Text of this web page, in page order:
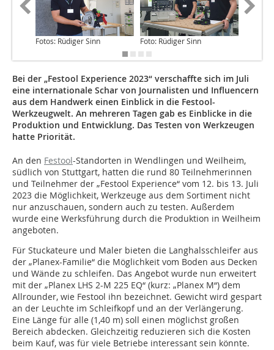
Fotos: Rüdiger Sinn Foto: Rüdiger Sinn
Bei der „Festool Experience 2023“ verschaffte sich im Juli
eine internationale Schar von Journalisten und Influencern
aus dem Handwerk einen Einblick in die Festool-
Werkzeugwelt. An mehreren Tagen gab es Einblicke in die
Produktion und Entwicklung. Das Testen von Werkzeugen
hatte Priorität.
An den Festool-Standorten in Wendlingen und Weilheim,
südlich von Stuttgart, hatten die rund 80 Teilnehmerinnen
und Teilnehmer der „Festool Experience“ vom 12. bis 13. Juli
2023 die Möglichkeit, Werkzeuge aus dem Sortiment nicht
nur anzuschauen, sondern auch zu testen. Außerdem
wurde eine Werksführung durch die Produktion in Weilheim
angeboten.
Für Stuckateure und Maler bieten die Langhalsschleifer aus
der „Planex-Familie“ die Möglichkeit vom Boden aus Decken
und Wände zu schleifen. Das Angebot wurde nun erweitert
mit der „Planex LHS 2-M 225 EQ“ (kurz: „Planex M“) dem
Allrounder, wie Festool ihn bezeichnet. Gewicht wird gespart
an der Leuchte im Schleifkopf und an der Verlängerung.
Eine Länge für alle (1,40 m) soll einen möglichst großen
Bereich abdecken. Gleichzeitig reduzieren sich die Kosten
beim Kauf, was für viele Betriebe interessant sein könnte.